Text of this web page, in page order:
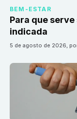
BEM-ESTAR
Para que
indicada
5 de agosto de 2026,